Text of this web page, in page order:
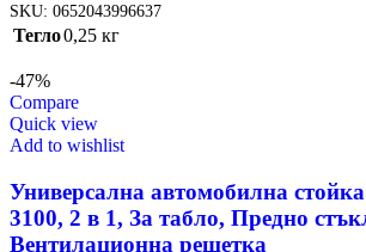
SKU: 0652043996637
Тегло0,25 кг
-47%
Compare
Quick view
Add to wishlist
Универсална автомобилна
3100, 2 в 1, За табло, Предно
Вентилационна решетка